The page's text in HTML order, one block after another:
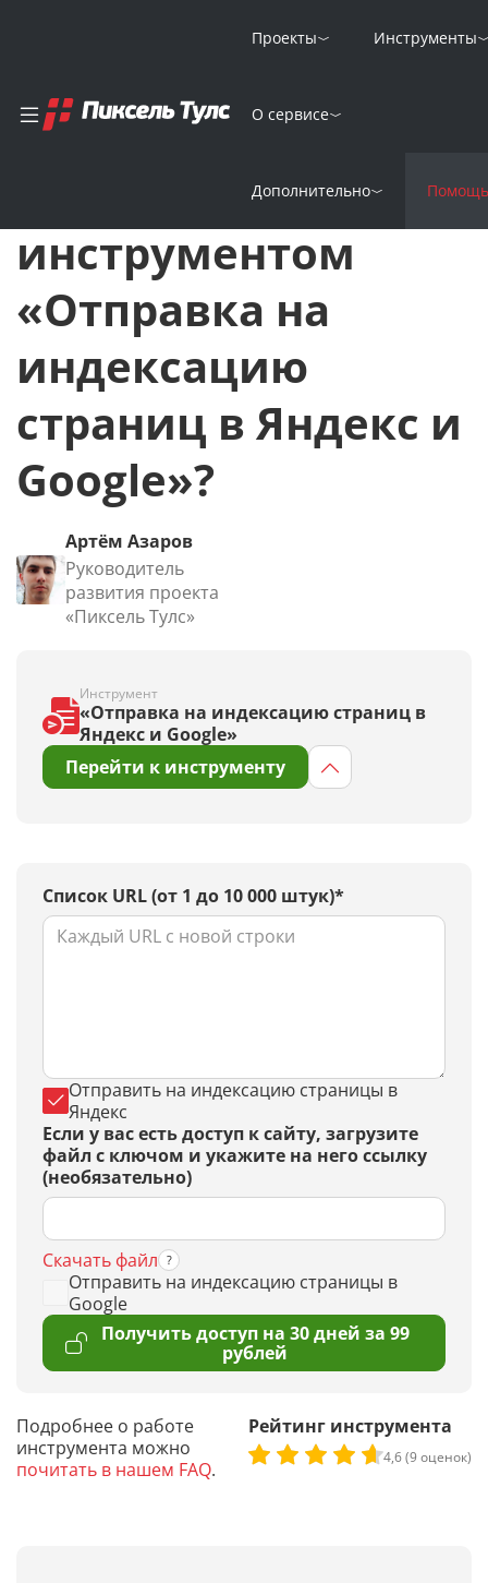
Проекты Инструменты
О сервисе
Дополнительно Помощь
Главная
FAQ
Как пользоваться инструментом «Отправка на индексацию
Как пользоваться
инструментом
«Отправка на
индексацию
страниц в Яндекс и
Google»?
Артём Азаров
Руководитель
развития проекта
«Пиксель Тулс»
Инструмент
«Отправка на индексацию страниц в
Яндекс и Google»
Перейти к инструменту
Список URL (от 1 до 10 000 штук)*
Отправить на индексацию страницы в
Яндекс
Если у вас есть доступ к сайту, загрузите
файл с ключом и укажите на него ссылку
(необязательно)
Скачать файл
Отправить на индексацию страницы в
Google
Получить доступ на 30 дней за 99
рублей
Подробнее о работе
инструмента можно
почитать в нашем FAQ.
Рейтинг инструмента
4,6 (9 оценок)